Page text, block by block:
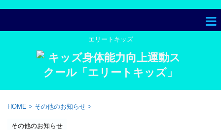
エリートキッズ
HOME > その他のお知らせ >
その他のお知らせ